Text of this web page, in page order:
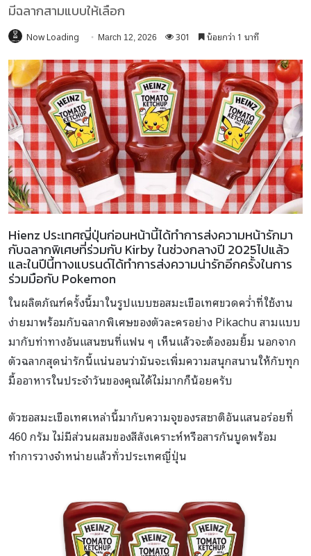
มีฉลากสามแบบให้เลือก
Now Loading March 12, 2026 301 น้อยกว่า 1 นาที
Hienz ประเทศญี่ปุ่นก่อนหน้านี้ได้ทำการส่งความหน้ารักมา
กับฉลากพิเศษที่ร่วมกับ Kirby ในช่วงกลางปี 2025ไปแล้ว
และในปีนี้ทางแบรนด์ได้ทำการส่งความน่ารักอีกครั้งในการ
ร่วมมือกับ Pokemon
ในผลิตภัณฑ์ครั้งนี้มาในรูปแบบซอสมะเขือเทศขวดคว่ำที่ใช้งาน
ง่ายมาพร้อมกับฉลากพิเศษของตัวละครอย่าง Pikachu สามแบบ
มากับท่าทางอันแสนซนที่แฟน ๆ เห็นแล้วจะต้องอมยิ้ม นอกจาก
ตัวฉลากสุดน่ารักนี้แน่นอนว่ามันจะเพิ่มความสนุกสนานให้กับทุก
มื้ออาหารในประจำวันของคุณได้ไม่มากก็น้อยครับ
ตัวซอสมะเขือเทศเหล่านี้มากับความจุของรสชาติอันแสนอร่อยที่
460 กรัม ไม่มีส่วนผสมของสีสังเคราะห์หรือสารกันบูดพร้อม
ทำการวางจำหน่ายแล้วทั่วประเทศญี่ปุ่น